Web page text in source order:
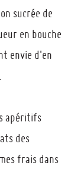
sucrée de
en bouche
envie d'en
apéritifs
des
frais dans